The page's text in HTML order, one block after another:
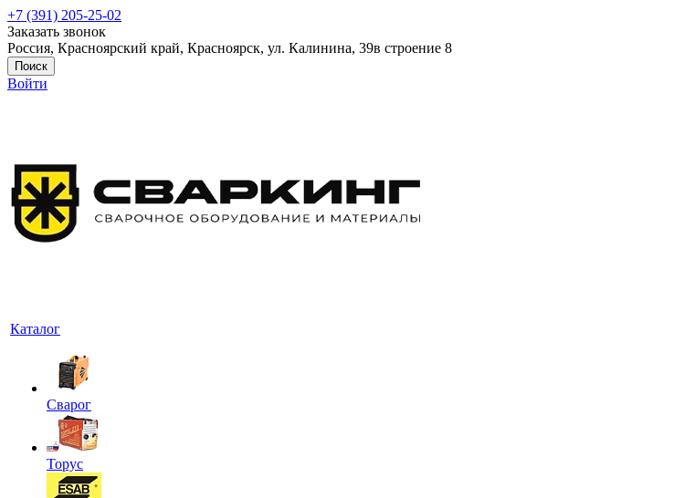
+7 (391) 205-25-02
Заказать звонок
Россия, Красноярский край, Красноярск, ул. Калинина, 39в строение 8
Поиск
Войти
Каталог
Сварог
Торус